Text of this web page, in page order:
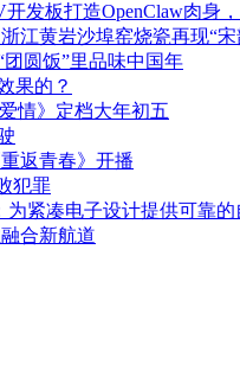
发板打造OpenClaw肉身
江黄岩沙埠窑烧瓷再现“
团圆饭”里品味中国年
果的？
情》定档大年初五
返青春》开播
犯罪
为紧凑电子设计提供可靠
合新航道